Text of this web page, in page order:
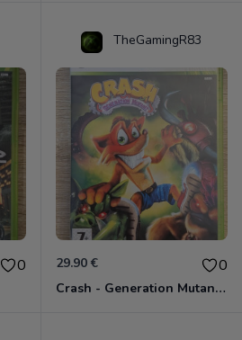
0
TheGamingR83
29.90 € 0
Crash - Generation Mutant Xbox 360